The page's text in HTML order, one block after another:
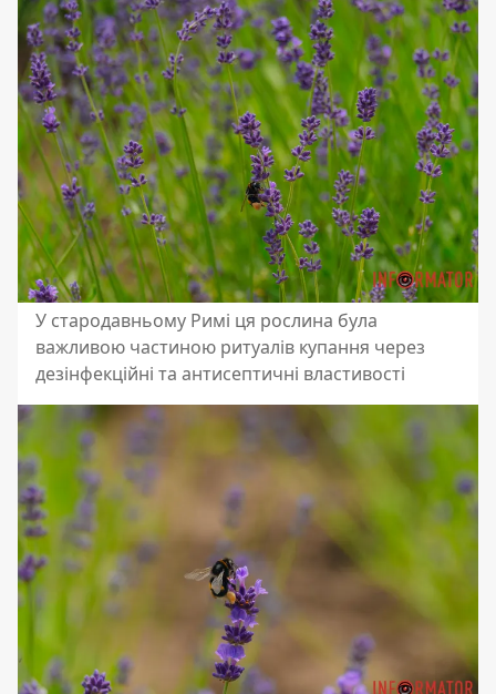
У стародавньому Римі ця рослина була
важливою частиною ритуалів купання через
дезінфекційні та антисептичні властивості